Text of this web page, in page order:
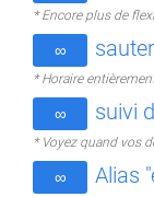
* Encore plus de
∞
* Horaire
∞ suivi
* Voyez quand vos
∞ Alias